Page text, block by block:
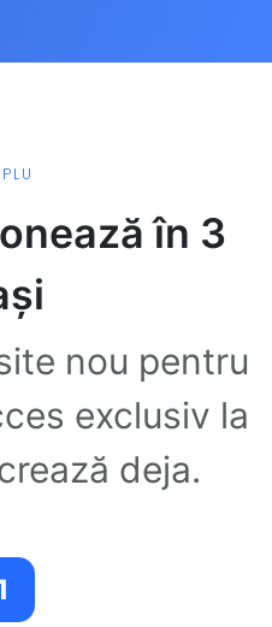
în 3
nou pentru
exclusiv la
deja.
1